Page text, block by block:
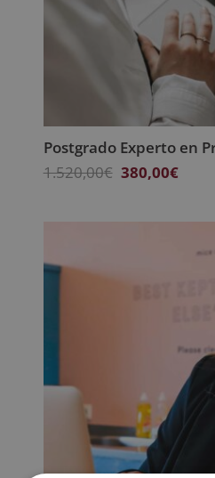
Postgrado Experto en
1.520,00€ El
380,00€El